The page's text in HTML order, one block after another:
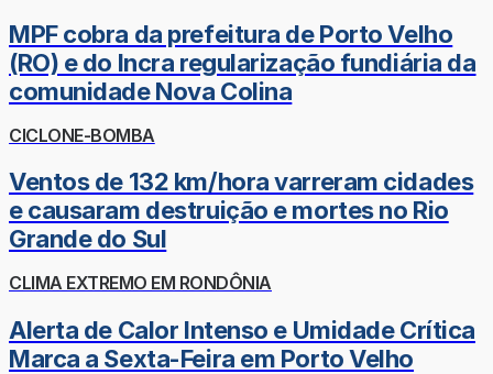
MPF cobra da prefeitura de Porto Velho
(RO) e do Incra regularização fundiária da
comunidade Nova Colina
CICLONE-BOMBA
Ventos de 132 km/hora varreram cidades
e causaram destruição e mortes no Rio
Grande do Sul
CLIMA EXTREMO EM RONDÔNIA
Alerta de Calor Intenso e Umidade Crítica
Marca a Sexta-Feira em Porto Velho